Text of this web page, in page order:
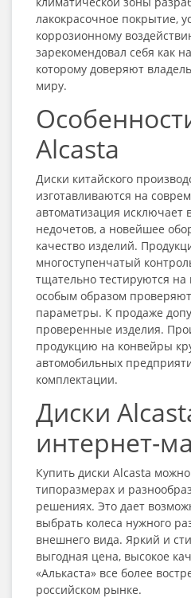
лакокрасочное покрытие,
коррозионному
зарекомендовал себя как
которому доверяют
миру.
Alcasta
Диски китайского
изготавливаются на
автоматизация исключает
недочетов, а новейшее
качество изделий.
многоступенчатый
тщательно тестируются
особым образом
параметры. К продаже
проверенные изделия.
продукцию на конвейры
автомобильных
комплектации.
Диски
интернет-
Купить диски Alcasta
типоразмерах и
решениях. Это дает
выбрать колеса нужного
внешнего вида. Яркий и
выгодная цена, высокое
«Алькаста» все более
российском рынке.